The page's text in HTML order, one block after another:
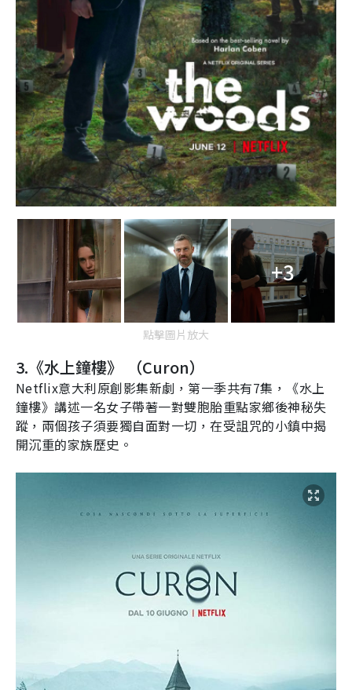
+3
點擊圖片放大
3. 《水上鐘樓》 （Curon）
Netflix意大利原創影集新劇，第一季共有7集，《水上
鐘樓》講述一名女子帶著一對雙胞胎重點家鄉後神秘失
蹤，兩個孩子須要獨自面對一切，在受詛咒的小鎮中揭
開沉重的家族歷史。